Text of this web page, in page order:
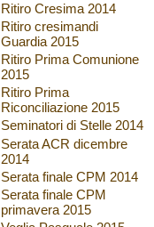
Ritiro Cresima 2014
Ritiro cresimandi
Guardia 2015
Ritiro Prima Comunione
2015
Ritiro Prima
Riconciliazione 2015
Seminatori di Stelle 2014
Serata ACR dicembre
2014
Serata finale CPM 2014
Serata finale CPM
primavera 2015